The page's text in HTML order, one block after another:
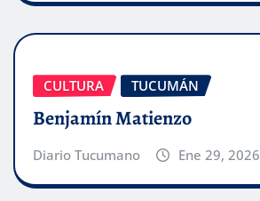
CULTURA TUCUMÁN
Benjamín Matienzo
Diario Tucumano Ene 29, 2026